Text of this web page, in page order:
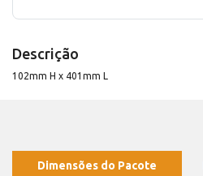
Descrição
102mm H x 401mm L
Dimensões do Pacote